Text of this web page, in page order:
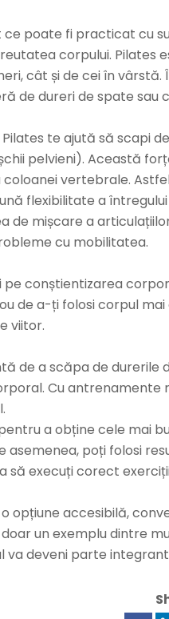
poate fi practicat cu
corpului.
cât și de cei în vârstă.
de dureri de spate sau
te ajută să scapi
pelvieni). Această
vertebrale.
flexibilitate a
de mișcare a
cu mobilitatea.
pe conștientizarea
de a-ți folosi corpul
viitor.
de a scăpa de
Cu
a obține cele mai
poți folosi
să execuți corect
opțiune accesibilă,
un exemplu dintre
va deveni parte